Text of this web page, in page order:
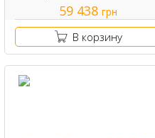
59 438грн
В корзину